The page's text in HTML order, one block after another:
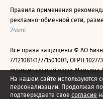
На нашем сайте используются
персонализации. Продолжая
подтверждаете свое согласие
Правила применения
рекламно-обменной сети,
24smi
Все права защищены © АО
7712108141/771501001, ОГРН
муниципальный округ Марьина
2026